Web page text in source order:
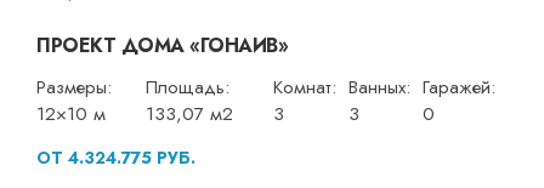
ПРОЕКТ ДОМА «ГОНАИВ»
Размеры:
12×10 м
Площадь:
133,07 м2
Комнат:
3
Ванных:
3
Гаражей:
0
ОТ 4.324.775 РУБ.